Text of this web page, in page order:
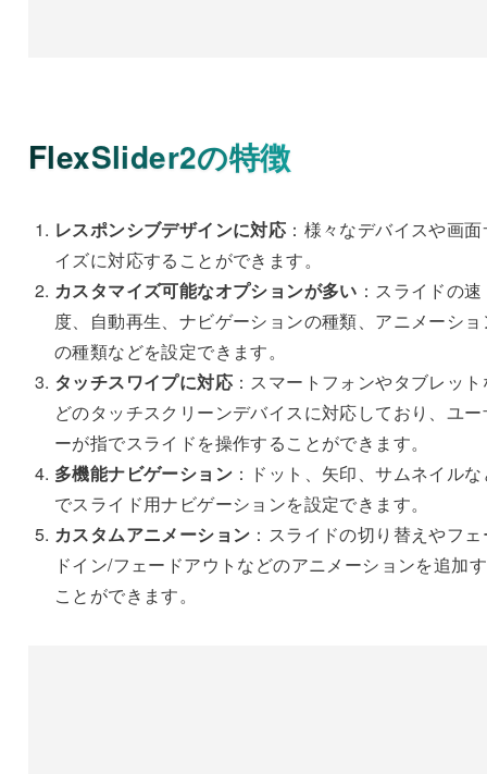
FlexSlider2の特徴
レスポンシブデザインに対応 ：様々なデバイスや画
イズに対応することができます。
カスタマイズ可能なオプションが多い ：スライドの速
度、自動再生、ナビゲーションの種類、アニメーショ
の種類などを設定できます。
タッチスワイプに対応：スマートフォンやタブレット
どのタッチスクリーンデバイスに対応しており、ユー
ーが指でスライドを操作することができます。
多機能ナビゲーション：ドット、矢印、サムネイルな
でスライド用ナビゲーションを設定できます。
カスタムアニメーション ：スライドの切り替えやフェ
ドイン/フェードアウトなどのアニメーションを追加
ことができます。